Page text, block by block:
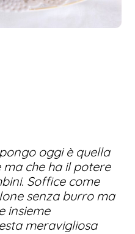
oggi è quella
ma che ha il potere
Soffice come
senza burro ma
insieme
meravigliosa